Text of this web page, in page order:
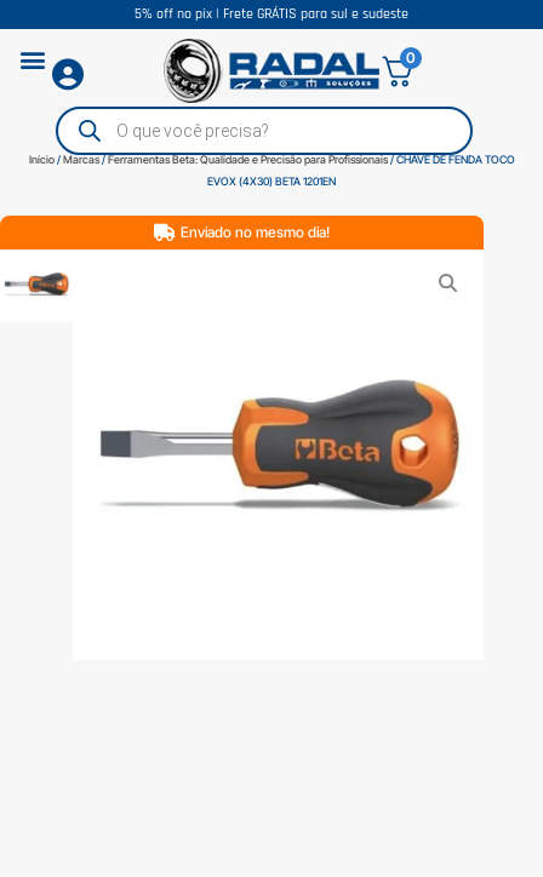
5% off no pix | Frete GRÁTIS para sul e sudeste
0
Início/Marcas/Ferramentas Beta: Qualidade e Precisão para Profissionais/ CHAVE DE FENDA TOCO
EVOX (4X30) BETA 1201EN
Enviado no mesmo dia!